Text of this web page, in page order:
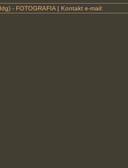
- FOTOGRAFIA| Kontakt e-mail: